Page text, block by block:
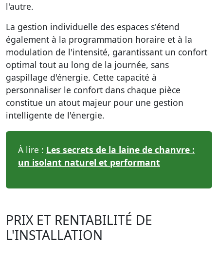
l'autre.
La gestion individuelle des espaces s'étend
également à la programmation horaire et à la
modulation de l'intensité, garantissant un confort
optimal tout au long de la journée, sans
gaspillage d'énergie. Cette capacité à
personnaliser le confort dans chaque pièce
constitue un atout majeur pour une gestion
intelligente de l'énergie.
À lire : Les secrets de la laine de chanvre :
un isolant naturel et performant
PRIX ET RENTABILITÉ DE
L'INSTALLATION